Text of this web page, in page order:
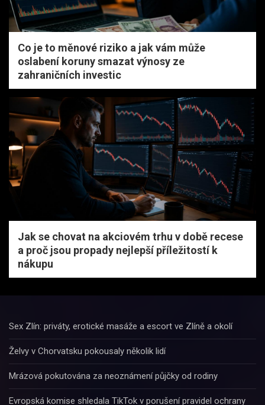
Co je to měnové riziko a jak vám může
oslabení koruny smazat výnosy ze
zahraničních investic
Jak se chovat na akciovém trhu v době recese
a proč jsou propady nejlepší příležitostí k
nákupu
Sex Zlín: priváty, erotické masáže a escort ve Zlíně a okolí
Želvy v Chorvatsku pokousaly několik lidí
Mrázová pokutována za neoznámení půjčky od rodiny
Evropská komise shledala TikTok v porušení pravidel ochrany